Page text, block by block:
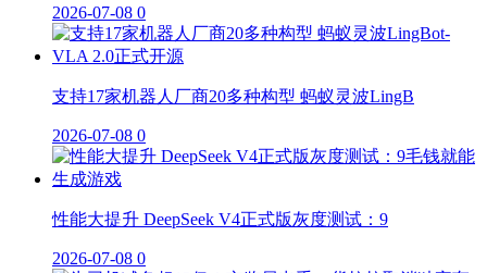
2026-07-08 0
支持17家机器人厂商20多种构型 蚂蚁灵波LingB
2026-07-08 0
性能大提升 DeepSeek V4正式版灰度测试：9
2026-07-08 0